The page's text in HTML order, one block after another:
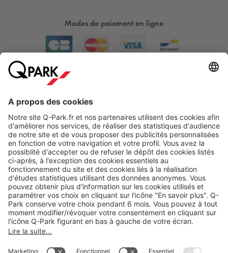
Modes de paiement en ligne
Nos produits
Nos services